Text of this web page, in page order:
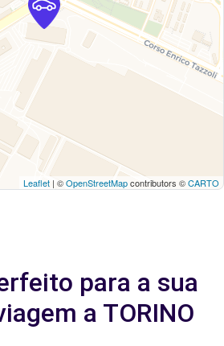
Leaflet | ©OpenStreetMapcontributors ©CARTO
para a sua
a TORINO